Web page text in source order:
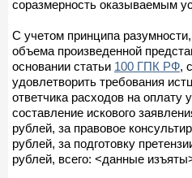
соразмерность оказываемым
С учетом принципа
объема произведенной
основании статьи 100 ГПК РФ,
удовлетворить требования
ответчика расходов на оплату
составление искового
рублей, за правовое
рублей, за подготовку
рублей, всего: <данные